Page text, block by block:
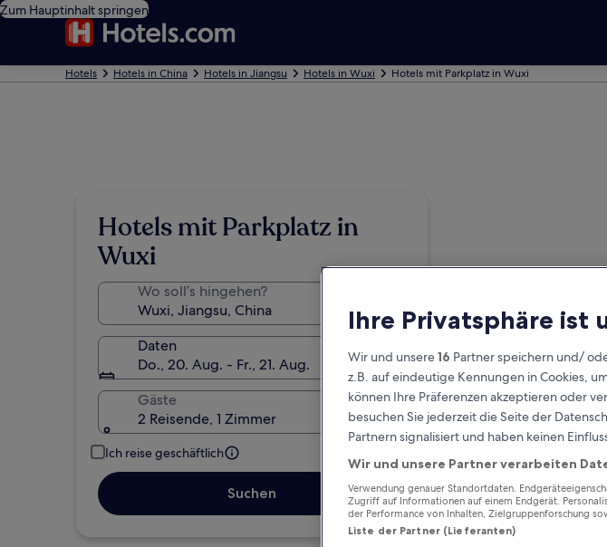
Zum Hauptinhalt springen
Hotels Hotels in China Hotels in Jiangsu Hotels in Wuxi Hotels mit Parkplatz in Wuxi
Hotels mit Parkplatz in
Wuxi
Wo soll’s hingehen?
Daten
Do., 20. Aug. - Fr., 21. Aug.
Gäste
2 Reisende, 1 Zimmer
Ich reise geschäftlich
Suchen
Ihre Privatsphäre ist
Wir und unsere16 Partner speichern und/
z.B. auf eindeutige Kennungen in Cookies,
können Ihre Präferenzen akzeptieren oder
besuchen Sie jederzeit die Seite der
Partnern signalisiert und haben keinen
Wir und unsere Partner verarbeiten
Verwendung genauer Standortdaten.
Zugriff auf Informationen auf einem Endgerät.
der Performance von Inhalten, Zielgruppenforschung
Liste der Partner (Lieferanten)